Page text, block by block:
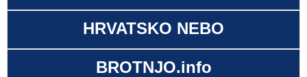
HRVATSKO NEBO
BROTNJO.info